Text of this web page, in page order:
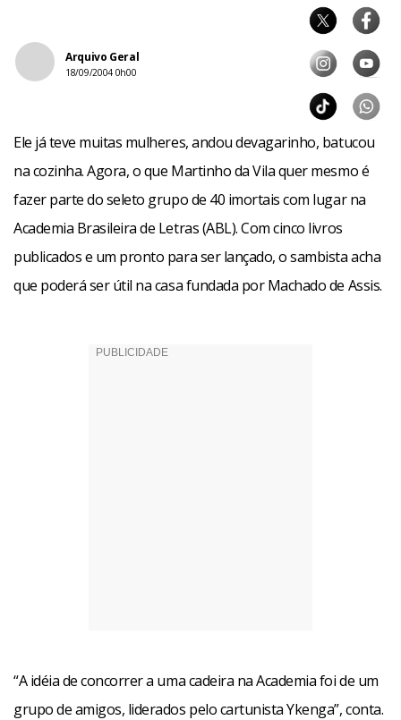
Arquivo Geral
18/09/2004 0h00
Ele já teve muitas mulheres, andou devagarinho, batucou
na cozinha. Agora, o que Martinho da Vila quer mesmo é
fazer parte do seleto grupo de 40 imortais com lugar na
Academia Brasileira de Letras (ABL). Com cinco livros
publicados e um pronto para ser lançado, o sambista acha
que poderá ser útil na casa fundada por Machado de Assis.
“A idéia de concorrer a uma cadeira na Academia foi de um
grupo de amigos, liderados pelo cartunista Ykenga”, conta.